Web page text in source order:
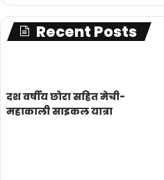
Recent Posts
दश वर्षीय छोरा सहित मेची-
महाकाली साइकल यात्रा